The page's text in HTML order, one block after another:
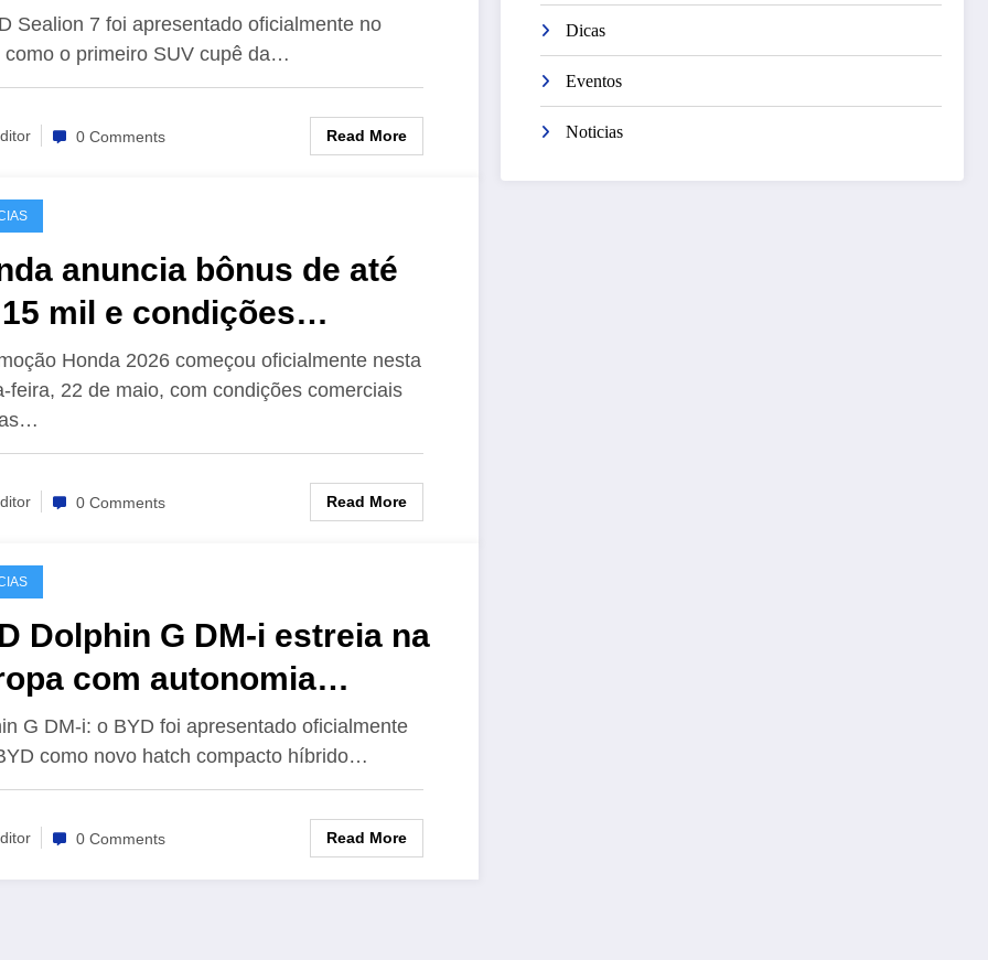
da marca
Sealion 7 foi apresentado oficialmente no
como o primeiro SUV cupê da…
0 Comments Read More
anuncia bônus de até
mil e condições
para compra de
0 km
Honda 2026 começou oficialmente nesta
feira, 22 de maio, com condições comerciais
0 Comments Read More
Dolphin G DM-i estreia na
com autonomia
a 1.000 quilômetros
G DM-i: o BYD foi apresentado oficialmente
como novo hatch compacto híbrido…
0 Comments Read More
Dicas
Eventos
Noticias